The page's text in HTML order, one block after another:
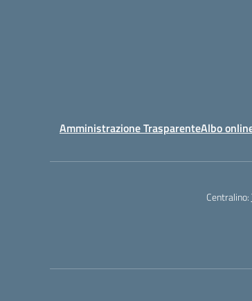
Amministrazione TrasparenteAlbo
Centralino: